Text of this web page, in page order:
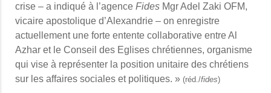
crise – a indiqué à l’agence Fides Mgr Adel Zaki OFM,
vicaire apostolique d’Alexandrie – on enregistre
actuellement une forte entente collaborative entre Al
Azhar et le Conseil des Eglises chrétiennes, organisme
qui vise à représenter la position unitaire des chrétiens
sur les affaires sociales et politiques. » (réd./fides)